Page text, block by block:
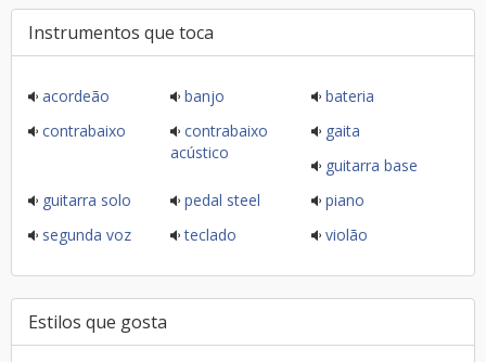
Instrumentos que toca
acordeão banjo
bateria
contrabaixo
contrabaixo
acústico
gaita
guitarra base
guitarra solo
pedal steel
piano
segunda voz
teclado violão
Estilos que gosta